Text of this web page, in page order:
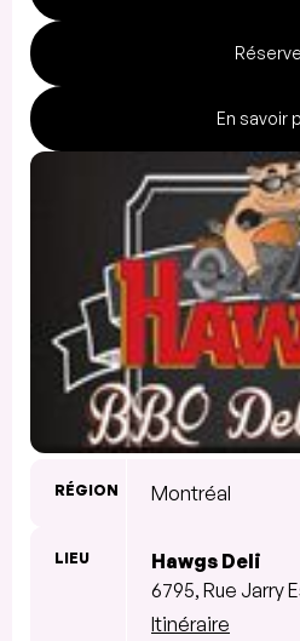
En savoir
RÉGION Montréal
LIEU
Hawgs Deli
6795, Rue Jarry
Itinéraire